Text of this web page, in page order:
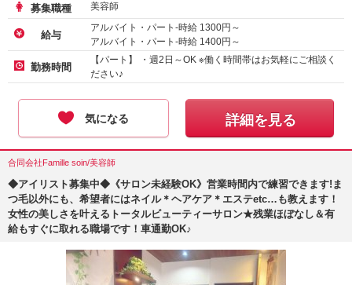
募集職種 美容師
給与
アルバイト・パート-時給 1300円～
アルバイト・パート-時給 1400円～
勤務時間
【パート】 ・週2日～OK ※働く時間帯はお気軽にご相談く
ださい♪
気になる 詳細を見る
合同会社Famille soin/美容師
◆アイリスト募集中◆《サロン未経験OK》営業時間内で練習できます!ま
つ毛以外にも、希望者にはネイル＊ヘアケア＊エステetc…も教えます！
女性の美しさを叶えるトータルビューティーサロン★残業ほぼなし＆有
給もすぐに取れる職場です！車通勤OK♪